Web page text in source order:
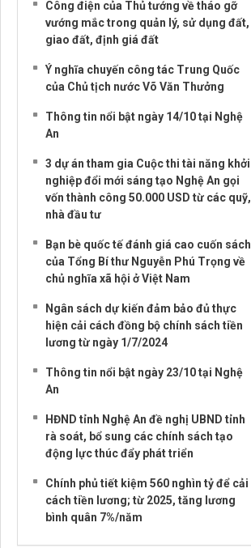
Công điện của Thủ tướng về tháo gỡ
vướng mắc trong quản lý, sử dụng đất,
giao đất, định giá đất
Ý nghĩa chuyến công tác Trung Quốc
của Chủ tịch nước Võ Văn Thưởng
Thông tin nổi bật ngày 14/10 tại Nghệ
An
3 dự án tham gia Cuộc thi tài năng khởi
nghiệp đổi mới sáng tạo Nghệ An gọi
vốn thành công 50.000 USD từ các quỹ,
nhà đầu tư
Bạn bè quốc tế đánh giá cao cuốn sách
của Tổng Bí thư Nguyễn Phú Trọng về
chủ nghĩa xã hội ở Việt Nam
Ngân sách dự kiến đảm bảo đủ thực
hiện cải cách đồng bộ chính sách tiền
lương từ ngày 1/7/2024
Thông tin nổi bật ngày 23/10 tại Nghệ
An
HĐND tỉnh Nghệ An đề nghị UBND tỉnh
rà soát, bổ sung các chính sách tạo
động lực thúc đẩy phát triển
Chính phủ tiết kiệm 560 nghìn tỷ để cải
cách tiền lương; từ 2025, tăng lương
bình quân 7%/năm